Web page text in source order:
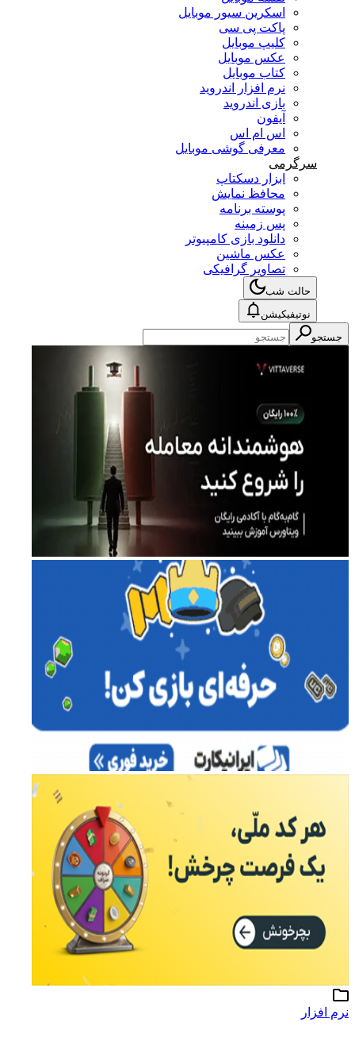
اسکرین سیور موبایل
پاکت پی سی
کلیپ موبایل
عکس موبایل
کتاب موبایل
نرم افزار اندروید
بازی اندروید
آیفون
اس ام اس
معرفی گوشی موبایل
سرگرمی
ابزار دسکتاپ
محافظ نمایش
پوسته برنامه
پس زمینه
دانلود بازی کامپیوتر
عکس ماشین
تصاویر گرافیکی
حالت شب
نوتیفیکیشن
جستجو
نرم افزار